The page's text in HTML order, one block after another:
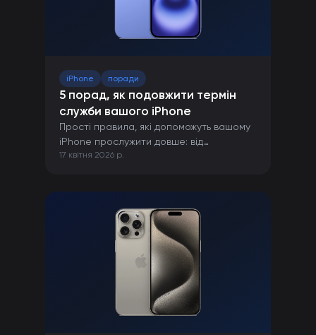
iPhone поради
5 порад, як подовжити термін
служби вашого iPhone
Прості правила, які допоможуть вашому
iPhone прослужити довше: від
правильної зарядки до захисту від
17 квітня 2026 р.